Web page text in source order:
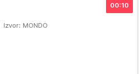
00:10
Izvor: MONDO